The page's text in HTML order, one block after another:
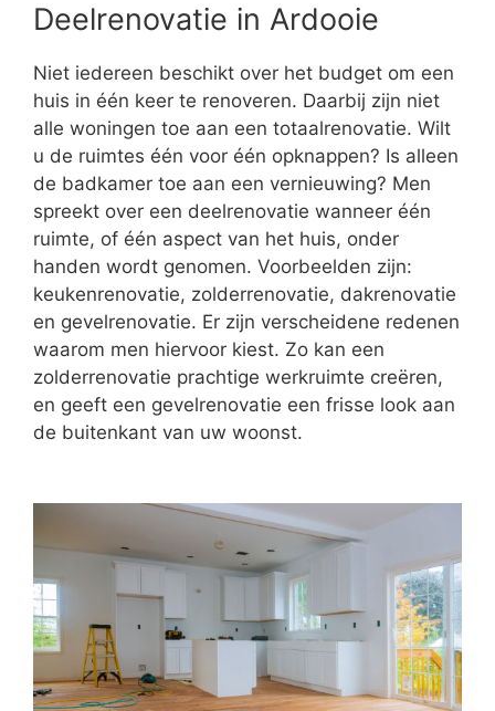
Deelrenovatie in Ardooie
Niet iedereen beschikt over het budget om een
huis in één keer te renoveren. Daarbij zijn niet
alle woningen toe aan een totaalrenovatie. Wilt
u de ruimtes één voor één opknappen? Is alleen
de badkamer toe aan een vernieuwing? Men
spreekt over een deelrenovatie wanneer één
ruimte, of één aspect van het huis, onder
handen wordt genomen. Voorbeelden zijn:
keukenrenovatie, zolderrenovatie, dakrenovatie
en gevelrenovatie. Er zijn verscheidene redenen
waarom men hiervoor kiest. Zo kan een
zolderrenovatie prachtige werkruimte creëren,
en geeft een gevelrenovatie een frisse look aan
de buitenkant van uw woonst.